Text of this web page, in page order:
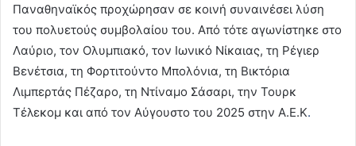
Παναθηναϊκός προχώρησαν σε κοινή συναινέσει λύση
του πολυετούς συμβολαίου του. Από τότε αγωνίστηκε στο
Λαύριο, τον Ολυμπιακό, τον Ιωνικό Νίκαιας, τη Ρέγιερ
Βενέτσια, τη Φορτιτούντο Μπολόνια, τη Βικτόρια
Λιμπερτάς Πέζαρο, τη Ντίναμο Σάσαρι, την Τουρκ
Τέλεκομ και από τον Αύγουστο του 2025 στην Α.Ε.Κ.